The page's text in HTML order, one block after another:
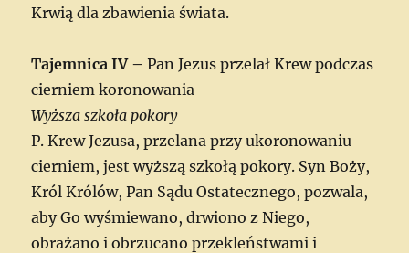
Krwią dla zbawienia świata.
Tajemnica IV –Pan Jezus przelał Krew podczas
cierniem koronowania
Wyższa szkoła pokory
P. Krew Jezusa, przelana przy ukoronowaniu
cierniem, jest wyższą szkołą pokory. Syn Boży,
Król Królów, Pan Sądu Ostatecznego, pozwala,
aby Go wyśmiewano, drwiono z Niego,
obrażano i obrzucano przekleństwami i